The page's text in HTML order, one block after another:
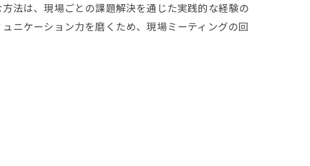
法は、現場ごとの課題解決を通じた実践的な経験の
ニケーション力を磨くため、現場ミーティングの回